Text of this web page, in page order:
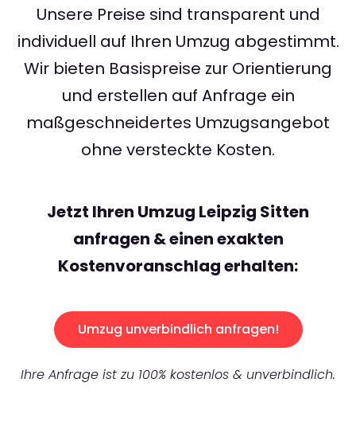
Unsere Preise sind transparent und
individuell auf Ihren Umzug abgestimmt.
Wir bieten Basispreise zur Orientierung
und erstellen auf Anfrage ein
maßgeschneidertes Umzugsangebot
ohne versteckte Kosten.
Jetzt Ihren Umzug Leipzig Sitten
anfragen & einen exakten
Kostenvoranschlag erhalten:
Umzug unverbindlich anfragen!
Ihre Anfrage ist zu 100% kostenlos & unverbindlich.